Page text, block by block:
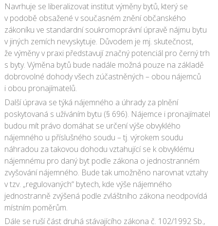
Navrhuje se liberalizovat institut výměny bytů, který se
v podobě obsažené v současném znění občanského
zákoníku ve standardní soukromoprávní úpravě nájmu bytu
v jiných zemích nevyskytuje. Důvodem je mj. skutečnost,
že výměny v praxi představují značný potenciál pro černý trh
s byty. Výměna bytů bude nadále možná pouze na základě
dobrovolné dohody všech zúčastněných – obou nájemců
i obou pronajímatelů.
Další úprava se týká nájemného a úhrady za plnění
poskytovaná s užíváním bytu (§ 696). Nájemce i pronajímatel
budou mít právo domáhat se určení výše obvyklého
nájemného u příslušného soudu – tj. výrokem soudu
náhradou za takovou dohodu vztahující se k obvyklému
nájemnému pro daný byt podle zákona o jednostranném
zvyšování nájemného. Bude tak umožněno narovnat vztahy
v tzv. „regulovaných“ bytech, kde výše nájemného
jednostranně zvýšená podle zvláštního zákona neodpovídá
místním poměrům.
Dále se ruší část druhá stávajícího zákona č. 102/1992 Sb.,